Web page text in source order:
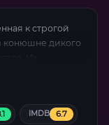
к строгой
конюшне дикого
девочку
нового друга.
IMDB 6.7